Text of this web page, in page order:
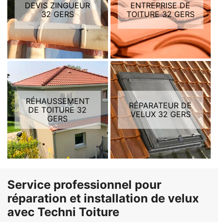
DEVIS ZINGUEUR
32 GERS
ENTREPRISE DE
TOITURE 32 GERS
RÉHAUSSEMENT
DE TOITURE 32
GERS
RÉPARATEUR DE
VELUX 32 GERS
Service professionnel pour
réparation et installation de velux
avec Techni Toiture